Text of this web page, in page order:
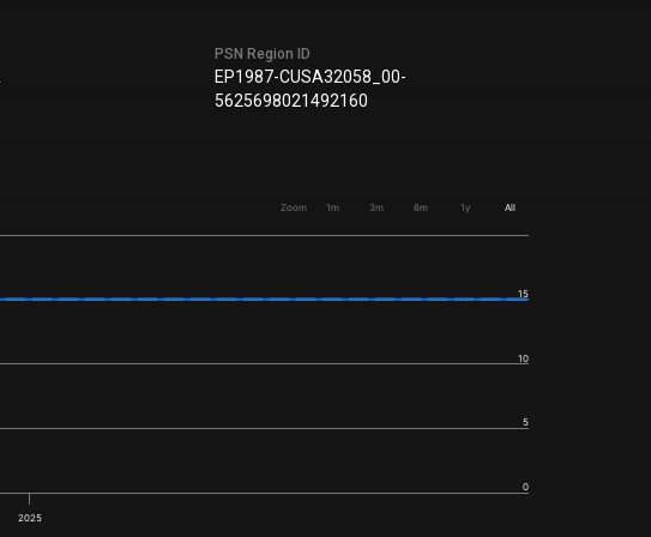
PSN Region ID
EP1987-CUSA32058_00-
5625698021492160
Zoom 1m 3m 6m 1y All
2025
0
5
10
15